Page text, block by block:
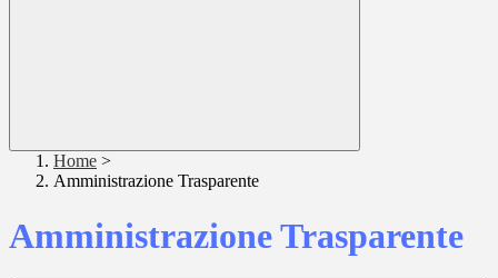
Home >
Amministrazione Trasparente
Amministrazione Trasparente